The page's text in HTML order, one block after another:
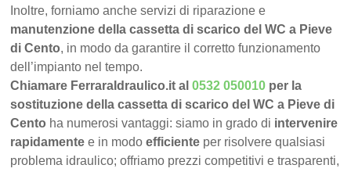
Inoltre, forniamo anche servizi di riparazione e
manutenzione della cassetta di scarico del WC a Pieve
di Cento, in modo da garantire il corretto funzionamento
dell’impianto nel tempo.
Chiamare FerraraIdraulico.it al0532 050010 per la
sostituzione della cassetta di scarico del WC a Pieve di
Cento ha numerosi vantaggi: siamo in grado di intervenire
rapidamente e in modoefficiente per risolvere qualsiasi
problema idraulico; offriamo prezzi competitivi e trasparenti,